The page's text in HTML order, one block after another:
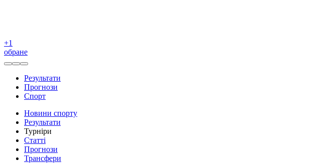
+1
обране
Результати
Прогнози
Спорт
Новини спорту
Результати
Турніри
Статті
Прогнози
Трансфери